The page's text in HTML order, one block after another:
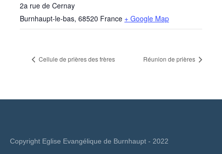
2a rue de Cernay
Burnhaupt-le-bas, 68520 France + Google Map
Cellule de prières des frères Réunion de prières
Copyright Eglise Evangélique de Burnhaupt - 2022